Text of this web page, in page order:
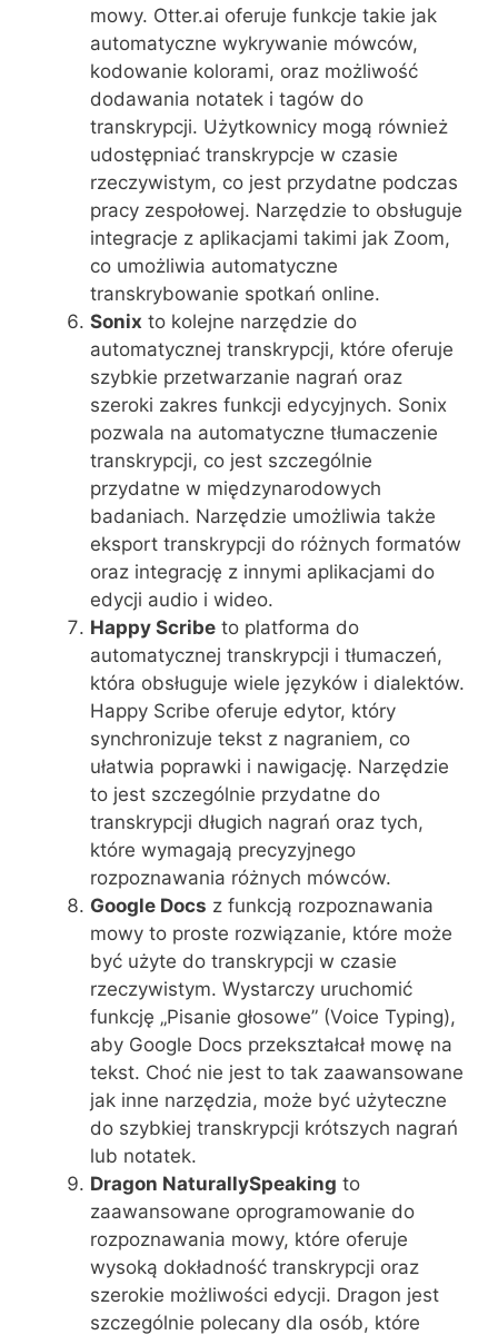
mowy. Otter.ai oferuje funkcje takie jak
automatyczne wykrywanie mówców,
kodowanie kolorami, oraz możliwość
dodawania notatek i tagów do
transkrypcji. Użytkownicy mogą również
udostępniać transkrypcje w czasie
rzeczywistym, co jest przydatne podczas
pracy zespołowej. Narzędzie to obsługuje
integracje z aplikacjami takimi jak Zoom,
co umożliwia automatyczne
transkrybowanie spotkań online.
Sonix to kolejne narzędzie do
automatycznej transkrypcji, które oferuje
szybkie przetwarzanie nagrań oraz
szeroki zakres funkcji edycyjnych. Sonix
pozwala na automatyczne tłumaczenie
transkrypcji, co jest szczególnie
przydatne w międzynarodowych
badaniach. Narzędzie umożliwia także
eksport transkrypcji do różnych formatów
oraz integrację z innymi aplikacjami do
edycji audio i wideo.
Happy Scribe to platforma do
automatycznej transkrypcji i tłumaczeń,
która obsługuje wiele języków i dialektów.
Happy Scribe oferuje edytor, który
synchronizuje tekst z nagraniem, co
ułatwia poprawki i nawigację. Narzędzie
to jest szczególnie przydatne do
transkrypcji długich nagrań oraz tych,
które wymagają precyzyjnego
rozpoznawania różnych mówców.
Google Docs z funkcją rozpoznawania
mowy to proste rozwiązanie, które może
być użyte do transkrypcji w czasie
rzeczywistym. Wystarczy uruchomić
funkcję „Pisanie głosowe” (Voice Typing),
aby Google Docs przekształcał mowę na
tekst. Choć nie jest to tak zaawansowane
jak inne narzędzia, może być użyteczne
do szybkiej transkrypcji krótszych nagrań
lub notatek.
Dragon NaturallySpeaking to
zaawansowane oprogramowanie do
rozpoznawania mowy, które oferuje
wysoką dokładność transkrypcji oraz
szerokie możliwości edycji. Dragon jest
szczególnie polecany dla osób, które